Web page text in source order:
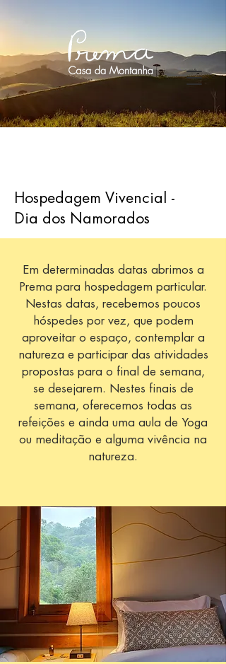
Hospedagem Vivencial -
Dia dos Namorados
Em determinadas datas abrimos a
Prema para hospedagem particular.
Nestas datas, recebemos poucos
hóspedes por vez, que podem
aproveitar o espaço, contemplar a
natureza e participar das atividades
propostas para o final de semana,
se desejarem. Nestes finais de
semana, oferecemos todas as
refeições e ainda uma aula de Yoga
ou meditação e alguma vivência na
natureza.